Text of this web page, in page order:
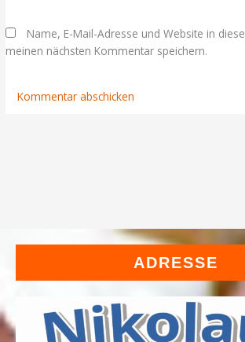
Name, E-Mail-Adresse und Website in
meinen nächsten Kommentar speichern.
ADRESSE